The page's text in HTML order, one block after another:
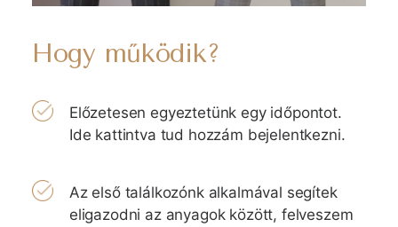
Hogy működik?
Előzetesen egyeztetünk egy időpontot.
Ide kattintva tud hozzám bejelentkezni.
Az első találkozónk alkalmával segítek
eligazodni az anyagok között, felveszem